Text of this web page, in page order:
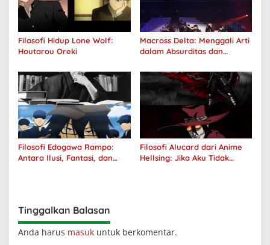
Filosofi Hidup Lone Wolf:
Houtarou Oreki
Macross Delta: Menggali Arti
dalam Absurditas dan
Filosofi Edogawa Rampo:
Antara Ilusi, Fantasi, dan
Filosofi Alucard dari Anime
Hellsing: Jika Aku Tidak
Tinggalkan Balasan
Anda harus masuk untuk berkomentar.